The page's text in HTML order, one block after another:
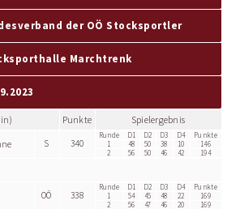
der OÖ Stocksportler
Marchtrenk
Punkte Spielergebnis
S 340
Runde D1 D2 D3 D4
Punkte
1
48 50 38 10
146
2
56 50 46 42
194
OÖ 338
Runde D1 D2 D3 D4
Punkte
1
54 45 48 22
169
2
56 47 46 20
169